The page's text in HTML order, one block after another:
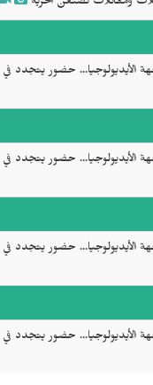
الأيديولوجيا... حضور يتجدد في
الأيديولوجيا... حضور يتجدد في
الأيديولوجيا... حضور يتجدد في
الأيديولوجيا... حضور يتجدد في